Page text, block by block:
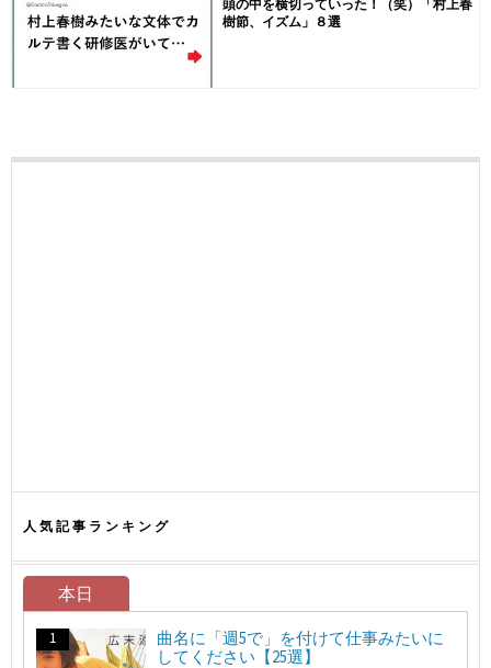
頭の中を横切っていった！（笑）「村上春
樹節、イズム」８選
人気記事ランキング
本日
曲名に「週5で」を付けて仕事みたいに
してください【25選】